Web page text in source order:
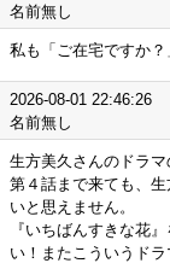
名前無し
私も「ご在宅ですか？
2026-08-01 22:46:26
名前無し
生方美久さんのドラマ
第４話まで来ても、
いと思えません。
『いちばんすきな花
い！またこういうドラ